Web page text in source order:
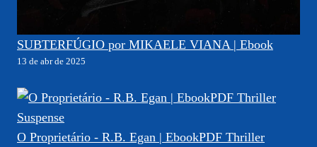
SUBTERFÚGIO por MIKAELE VIANA | Ebook
13 de abr de 2025
O Proprietário - R.B. Egan | EbookPDF Thriller